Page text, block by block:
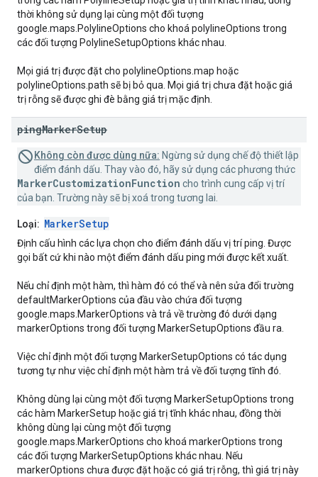
thời không sử dụng lại cùng một đối tượng
google.maps.PolylineOptions cho khoá polylineOptions trong
các đối tượng PolylineSetupOptions khác nhau.
Mọi giá trị được đặt cho polylineOptions.map hoặc
polylineOptions.path sẽ bị bỏ qua. Mọi giá trị chưa đặt hoặc giá
trị rỗng sẽ được ghi đè bằng giá trị mặc định.
pingMarkerSetup
Không còn được dùng nữa: Ngừng sử dụng chế độ thiết lập
điểm đánh dấu. Thay vào đó, hãy sử dụng các phương thức
MarkerCustomizationFunction cho trình cung cấp vị trí
của bạn. Trường này sẽ bị xoá trong tương lai.
Loại: MarkerSetup
Định cấu hình các lựa chọn cho điểm đánh dấu vị trí ping. Được
gọi bất cứ khi nào một điểm đánh dấu ping mới được kết xuất.
Nếu chỉ định một hàm, thì hàm đó có thể và nên sửa đổi trường
defaultMarkerOptions của đầu vào chứa đối tượng
google.maps.MarkerOptions và trả về trường đó dưới dạng
markerOptions trong đối tượng MarkerSetupOptions đầu ra.
Việc chỉ định một đối tượng MarkerSetupOptions có tác dụng
tương tự như việc chỉ định một hàm trả về đối tượng tĩnh đó.
Không dùng lại cùng một đối tượng MarkerSetupOptions trong
các hàm MarkerSetup hoặc giá trị tĩnh khác nhau, đồng thời
không dùng lại cùng một đối tượng
google.maps.MarkerOptions cho khoá markerOptions trong
các đối tượng MarkerSetupOptions khác nhau. Nếu
markerOptions chưa được đặt hoặc có giá trị rỗng, thì giá trị này